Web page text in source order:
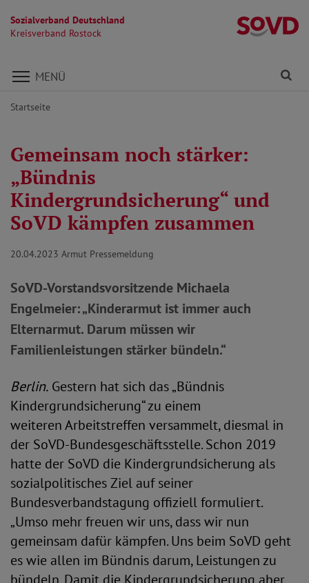
Sozialverband Deutschland
Kreisverband Rostock
Direkt zu den Inhalten springen
MENÜ
Startseite
Gemeinsam noch stärker:
„Bündnis
Kindergrundsicherung“ und
SoVD kämpfen zusammen
20.04.2023 Armut Pressemeldung
SoVD-Vorstandsvorsitzende Michaela
Engelmeier: „Kinderarmut ist immer auch
Elternarmut. Darum müssen wir
Familienleistungen stärker bündeln.“
Berlin. Gestern hat sich das „Bündnis
Kindergrundsicherung“ zu einem
weiteren Arbeitstreffen versammelt, diesmal in
der SoVD-Bundesgeschäftsstelle. Schon 2019
hatte der SoVD die Kindergrundsicherung als
sozialpolitisches Ziel auf seiner
Bundesverbandstagung offiziell formuliert.
„Umso mehr freuen wir uns, dass wir nun
gemeinsam dafür kämpfen. Uns beim SoVD geht
es wie allen im Bündnis darum, Leistungen zu